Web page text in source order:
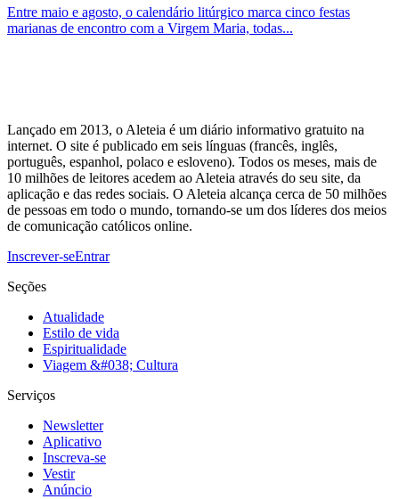
Entre maio e agosto, o calendário litúrgico marca cinco festas
marianas de encontro com a Virgem Maria, todas...
Lançado em 2013, o Aleteia é um diário informativo gratuito na
internet. O site é publicado em seis línguas (francês, inglês,
português, espanhol, polaco e esloveno). Todos os meses, mais de
10 milhões de leitores acedem ao Aleteia através do seu site, da
aplicação e das redes sociais. O Aleteia alcança cerca de 50 milhões
de pessoas em todo o mundo, tornando-se um dos líderes dos meios
de comunicação católicos online.
Inscrever-seEntrar
Seções
Atualidade
Estilo de vida
Espiritualidade
Viagem &#038; Cultura
Serviços
Newsletter
Aplicativo
Inscreva-se
Vestir
Anúncio